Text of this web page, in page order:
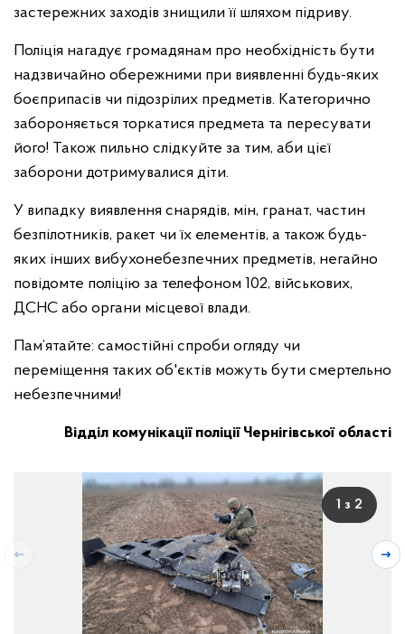
застережних заходів знищили її шляхом підриву.
Поліція нагадує громадянам про необхідність бути
надзвичайно обережними при виявленні будь-яких
боєприпасів чи підозрілих предметів. Категорично
забороняється торкатися предмета та пересувати
його! Також пильно слідкуйте за тим, аби цієї
заборони дотримувалися діти.
У випадку виявлення снарядів, мін, гранат, частин
безпілотників, ракет чи їх елементів, а також будь-
яких інших вибухонебезпечних предметів, негайно
повідомте поліцію за телефоном 102, військових,
ДСНС або органи місцевої влади.
Пам’ятайте: самостійні спроби огляду чи
переміщення таких об'єктів можуть бути смертельно
небезпечними!
Відділ комунікації поліції Чернігівської області
1 з 2